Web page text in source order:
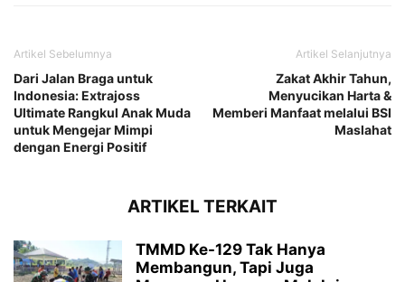
Artikel Sebelumnya
Dari Jalan Braga untuk
Indonesia: Extrajoss
Ultimate Rangkul Anak Muda
untuk Mengejar Mimpi
dengan Energi Positif
Artikel Selanjutnya
Zakat Akhir Tahun,
Menyucikan Harta &
Memberi Manfaat melalui BSI
Maslahat
ARTIKEL TERKAIT
TMMD Ke-129 Tak Hanya
Membangun, Tapi Juga